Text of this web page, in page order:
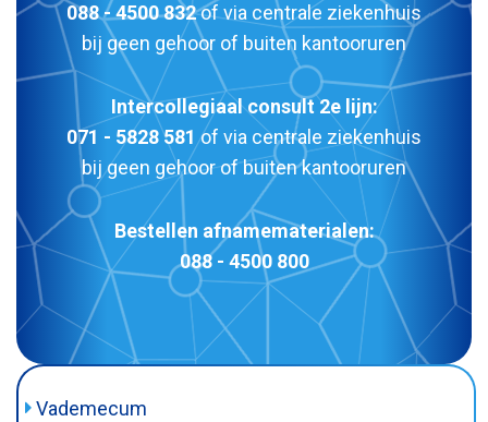
088 - 4500 832of via centrale ziekenhuis
bij geen gehoor of buiten kantooruren
Intercollegiaal consult 2e lijn:
071 - 5828 581 of via centrale ziekenhuis
bij geen gehoor of buiten kantooruren
Bestellen afnamematerialen:
088 - 4500 800
Vademecum